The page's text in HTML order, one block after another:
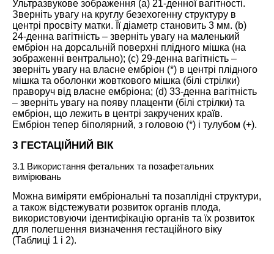
Ультразвукове зображення (а) 21-денної вагітності.
Зверніть увагу на круглу безехогенну структуру в
центрі просвіту матки. Її діаметр становить 3 мм. (b)
24-денна вагітність – зверніть увагу на маленький
ембріон на дорсальній поверхні плідного мішка (на
зображенні вентрально); (c) 29-денна вагітність –
зверніть увагу на власне ембріон (*) в центрі плідного
мішка та оболонки жовткового мішка (білі стрілки)
праворуч від власне ембріона; (d) 33-денна вагітність
– зверніть увагу на появу плаценти (білі стрілки) та
ембріон, що лежить в центрі закручених країв.
Ембріон тепер біполярний, з головою (*) і тулубом (+).
3 ГЕСТАЦІЙНИЙ ВІК
3.1 Використання фетальних та позафетальних
вимірювань
Можна виміряти ембріональні та позаплідні структури,
а також відстежувати розвиток органів плода,
використовуючи ідентифікацію органів та їх розвиток
для полегшення визначення гестаційного віку
(Таблиці 1 і 2).